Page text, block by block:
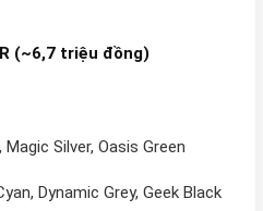
(~6,7 triệu đồng)
Magic Silver, Oasis Green
Dynamic Grey, Geek Black